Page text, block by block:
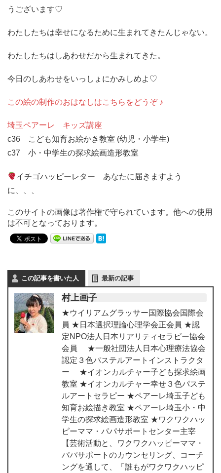
うございます♡
わたしたちは幸せになるために生まれてきたんじゃない。
わたしたちはしあわせだから生まれてきた。
今日のしあわせをいっしょにかみしめよ♡
この絵の制作のおはなしはこちらをどうぞ ♪
埼玉ペアーレ キッズ講座
c36 こども知育お絵かき教室 (幼児・小学生)
c37 小・中学生の探求絵画造形教室
イチゴハッピーレター あなたに届きますよう
に、、、
このサイトの画像は著作権で守られています。他への使用
は不可となっております。
この記事を書いた人 最新の記事
村上画子
★ウイリアムグラッサー国際協会国際会
員 ★日本選択理論心理学会正会員 ★認
定NPO法人日本リアリティセラピー協会
会員 ★一般社団法人日本心理療法協会
認定３色パステルアートインストラクタ
ー ★イオンカルチャー子ども探求絵画
教室 ★イオンカルチャー幸せ３色パステ
ルアートセラピー ★ペアーレ埼玉子ども
知育お絵描き教室 ★ペアーレ埼玉小・中
学生の探求絵画造形教室 ★ワクワクハッ
ピーママ・パパサポートセンター主宰
【芸術活動と、ワクワクハッピーママ・
パパサポートのカウンセリング、コーチ
ングを通して、「誰もがワクワクハッピ